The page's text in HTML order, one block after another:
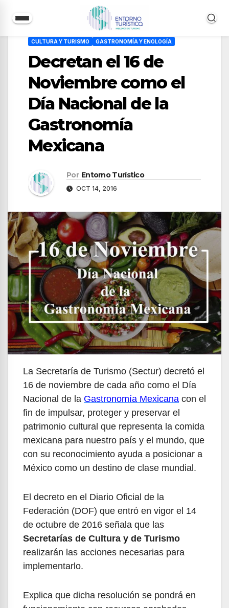
contenido
CULTURA Y TURISMO GASTRONOMÍA Y ENOLOGÍA
Decretan el 16 de
Noviembre como el
Día Nacional de la
Gastronomía
Mexicana
Por Entorno Turístico
OCT 14, 2016
La Secretaría de Turismo (Sectur) decretó el
16 de noviembre de cada año como el Día
Nacional de la Gastronomía Mexicana con el
fin de impulsar, proteger y preservar el
patrimonio cultural que representa la comida
mexicana para nuestro país y el mundo, que
con su reconocimiento ayuda a posicionar a
México como un destino de clase mundial.
El decreto en el Diario Oficial de la
Federación (DOF) que entró en vigor el 14
de octubre de 2016 señala que las
Secretarías de Cultura y de Turismo
realizarán las acciones necesarias para
implementarlo.
Explica que dicha resolución se pondrá en